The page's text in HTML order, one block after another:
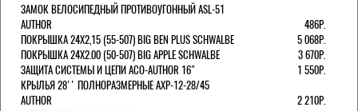
ЗАМОК ВЕЛОСИПЕДНЫЙ ПРОТИВОУГОННЫЙ ASL-51
AUTHOR
486Р.
ПОКРЫШКА 24X2,15 (55-507) BIG BEN PLUS SCHWALBE
5 068Р.
ПОКРЫШКА 24X2.00 (50-507) BIG APPLE SCHWALBE
3 670Р.
ЗАЩИТА СИСТЕМЫ И ЦЕПИ ACO-AUTHOR 16"
1 550Р.
КРЫЛЬЯ 28'' ПОЛНОРАЗМЕРНЫЕ AXP-12-28/45
AUTHOR
2 210Р.